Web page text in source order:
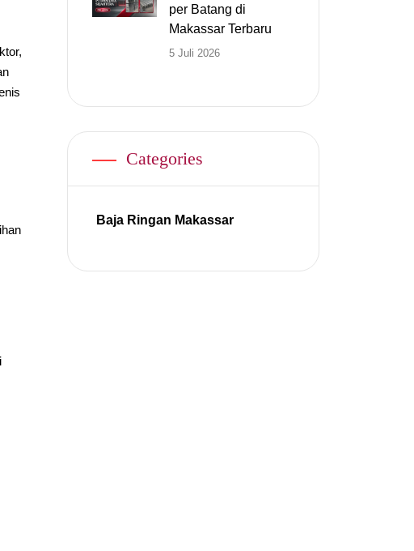
per Batang di
Makassar Terbaru
5 Juli 2026
Categories
Baja Ringan Makassar